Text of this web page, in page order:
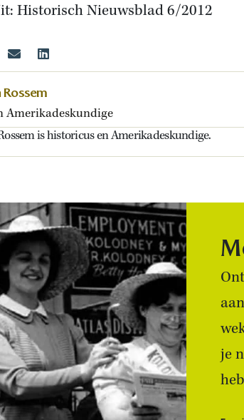
Historisch Nieuwsblad 6/2012
Amerikadeskundige
is historicus en Amerikadeskundige.
je